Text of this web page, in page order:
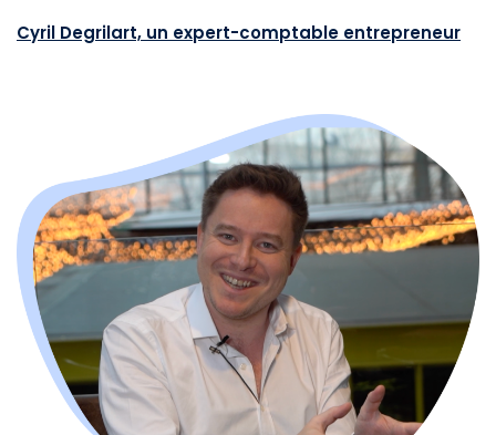
Cyril Degrilart, un expert-comptable entrepreneur